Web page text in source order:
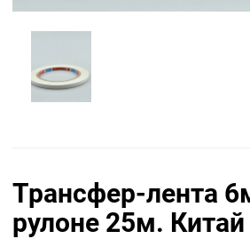
Трансфер-лента
рулоне 25м. Китай